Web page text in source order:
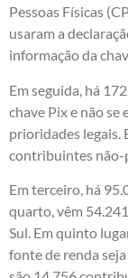
Pessoas Físicas
usaram a
informação da
Em seguida, há
chave Pix e não se
prioridades legais.
contribuintes não-
Em terceiro, há
quarto, vêm
Sul. Em quinto
fonte de renda